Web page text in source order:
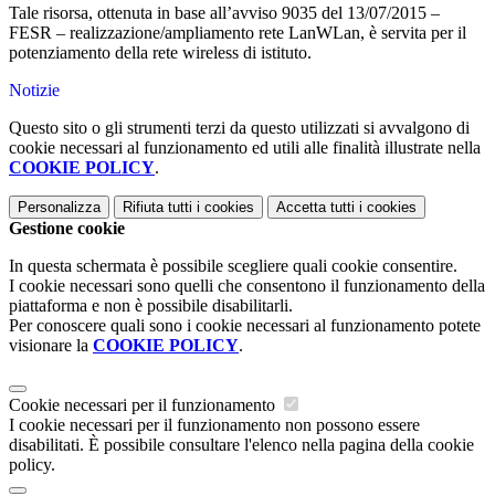
Tale risorsa, ottenuta in base all’avviso 9035 del 13/07/2015 –
FESR – realizzazione/ampliamento rete LanWLan, è servita per il
potenziamento della rete wireless di istituto.
Notizie
Questo sito o gli strumenti terzi da questo utilizzati si avvalgono di
cookie necessari al funzionamento ed utili alle finalità illustrate nella
COOKIE POLICY.
Personalizza Rifiuta tutti i cookies Accetta tutti i cookies
Gestione cookie
In questa schermata è possibile scegliere quali cookie consentire.
I cookie necessari sono quelli che consentono il funzionamento della
piattaforma e non è possibile disabilitarli.
Per conoscere quali sono i cookie necessari al funzionamento potete
visionare la COOKIE POLICY.
Cookie necessari per il funzionamento
I cookie necessari per il funzionamento non possono essere
disabilitati. È possibile consultare l'elenco nella pagina della cookie
policy.